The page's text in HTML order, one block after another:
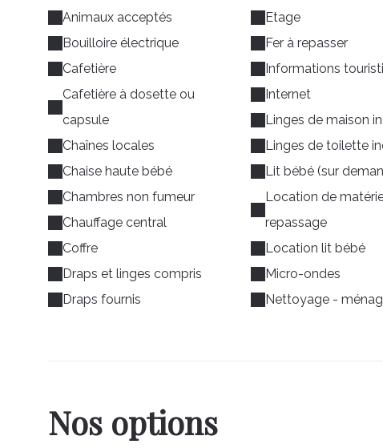
Animaux acceptés
Bouilloire électrique
Cafetière
Cafetière à dosette ou
capsule
Chaînes locales
Chaise haute bébé
Chambres non fumeur
Chauffage central
Coffre
Draps et linges compris
Draps fournis
Etage
Fer à repasser
Informations
Internet
Linges de maison
Linges de toilette
Lit bébé (sur
Location de
repassage
Location lit bébé
Micro-ondes
Nettoyage -
Nos options